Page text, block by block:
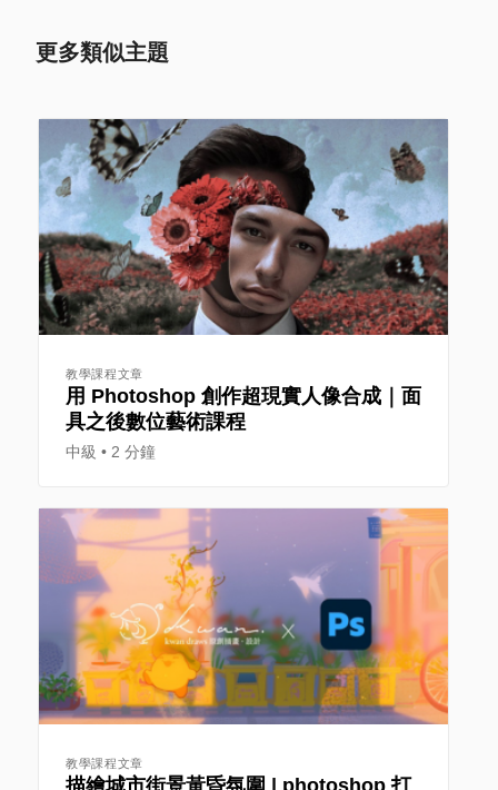
更多類似主題
教學課程文章
用 Photoshop 創作超現實人像合成｜面
具之後數位藝術課程
中級 2 分鐘
教學課程文章
描繪城市街景黃昏氛圍 | photoshop 打